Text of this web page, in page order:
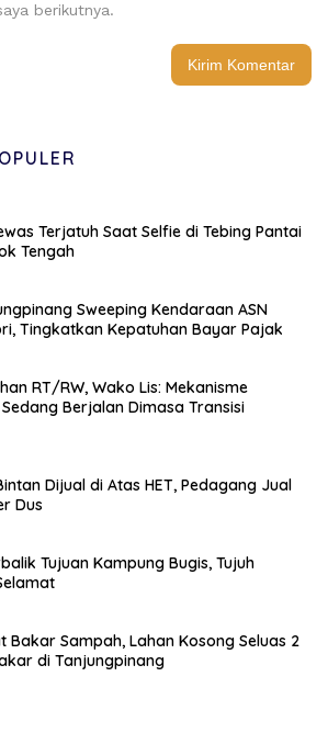
berikutnya.
Terjatuh Saat Selfie di Tebing Pantai
Tengah
Sweeping Kendaraan ASN
Tingkatkan Kepatuhan Bayar Pajak
RT/RW, Wako Lis: Mekanisme
Berjalan Dimasa Transisi
Dijual di Atas HET, Pedagang Jual
Dus
Tujuan Kampung Bugis, Tujuh
Bakar Sampah, Lahan Kosong Seluas 2
di Tanjungpinang